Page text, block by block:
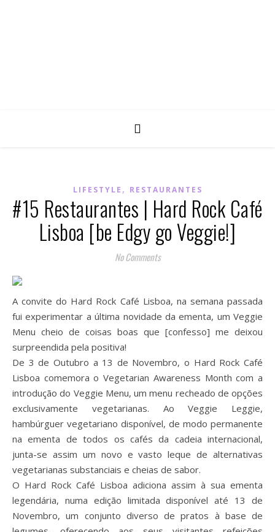
LIFESTYLE , RESTAURANTES
#15 Restaurantes | Hard Rock Café
Lisboa [be Edgy go Veggie!]
No Comments
A convite do Hard Rock Café Lisboa, na semana passada
fui experimentar a última novidade da ementa, um Veggie
Menu cheio de coisas boas que [confesso] me deixou
surpreendida pela positiva!
De 3 de Outubro a 13 de Novembro, o Hard Rock Café
Lisboa comemora o Vegetarian Awareness Month com a
introdução do Veggie Menu, um menu recheado de opções
exclusivamente vegetarianas. Ao Veggie Leggie,
hambúrguer vegetariano disponível, de modo permanente
na ementa de todos os cafés da cadeia internacional,
junta-se assim um novo e vasto leque de alternativas
vegetarianas substanciais e cheias de sabor.
O Hard Rock Café Lisboa adiciona assim à sua ementa
legendária, numa edição limitada disponível até 13 de
Novembro, um conjunto diverso de pratos à base de